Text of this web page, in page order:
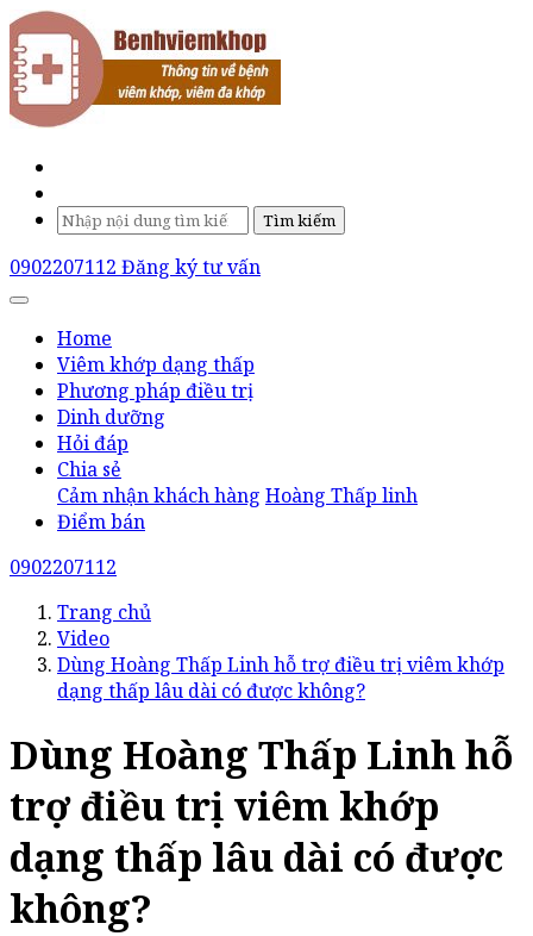
Tìm kiếm
0902207112 Đăng ký tư vấn
Home
Viêm khớp dạng thấp
Phương pháp điều trị
Dinh dưỡng
Hỏi đáp
Chia sẻ
Cảm nhận khách hàng Hoàng Thấp linh
Điểm bán
0902207112
Trang chủ
Video
Dùng Hoàng Thấp Linh hỗ trợ điều trị viêm khớp
dạng thấp lâu dài có được không?
Dùng Hoàng Thấp Linh hỗ
trợ điều trị viêm khớp
dạng thấp lâu dài có được
không?